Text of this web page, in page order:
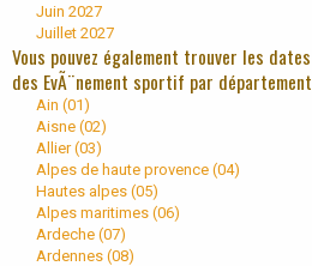
Juin 2027
Juillet 2027
Vous pouvez également trouver les dates
des EvÃ¨nement sportif par département
Ain (01)
Aisne (02)
Allier (03)
Alpes de haute provence (04)
Hautes alpes (05)
Alpes maritimes (06)
Ardeche (07)
Ardennes (08)